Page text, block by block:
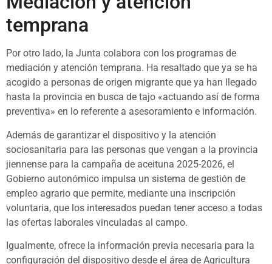
temprana
Por otro lado, la Junta colabora con los programas de
mediación y atención temprana. Ha resaltado que ya se ha
acogido a personas de origen migrante que ya han llegado
hasta la provincia en busca de tajo «actuando así de forma
preventiva» en lo referente a asesoramiento e información.
Además de garantizar el dispositivo y la atención
sociosanitaria para las personas que vengan a la provincia
jiennense para la campaña de aceituna 2025-2026, el
Gobierno autonómico impulsa un sistema de gestión de
empleo agrario que permite, mediante una inscripción
voluntaria, que los interesados puedan tener acceso a todas
las ofertas laborales vinculadas al campo.
Igualmente, ofrece la información previa necesaria para la
configuración del dispositivo desde el área de Agricultura